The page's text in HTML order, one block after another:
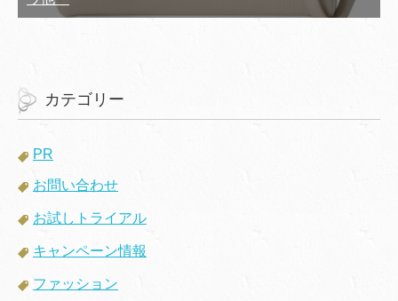
カテゴリー
PR
お問い合わせ
お試しトライアル
キャンペーン情報
ファッション